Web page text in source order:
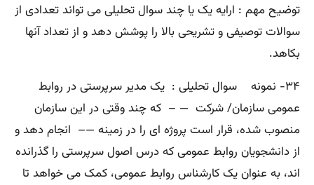
توضیح مهم : ارایه یک یا چند سوال تحلیلی می تواند تعدادی از
سوالات توصیفی و تشریحی بالا را پوشش دهد و از تعداد آنها
بکاهد.
۳۴- نمونه سوال تحلیلی : یک مدیر سرپرستی در روابط
عمومی سازمان/ شرکت — – که چند وقتی در این سازمان
منصوب شده، قرار است پروژه ای را در زمینه —– انجام دهد و
از دانشجویان روابط عمومی که درس اصول سرپرستی را گذرانده
اند، به عنوان یک کارشناس روابط عمومی، کمک می خواهد تا